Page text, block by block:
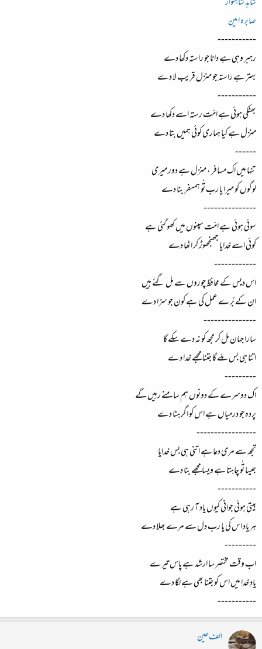
صابرہ امین
-----------
رہبر وہی ہے دانا جو راستہ دکھا دے
بہتر ہے راستہ جو منزل قریب لا دے
-----------
بھٹکی ہوئی ہے امّت رستہ اسے دکھا دے
منزل ہے کیا ہماری کوئی ہمیں بتا دے
------
تنہا میں اک مسافر ، منزل ہے دور میری
لوگوں کو میرا یا رب تُو ہمسفر بنا دے
---------------
سوئی ہوئی ہے امّت سپنوں میں کھو گئی ہے
کوئی اسے خدایا جھنجھوڑ کر اٹھا دے
------------
اس دیس کے محافظ چوروں سے مل گئے ہیں
ان کے بُرے عمل کی ہے کون جو سزا دے
---------------
سارا جہان مل کر مجھ کو نہ دے سکے گا
اتنا ہی بس ملے گا جتنا مجھے خدا دے
---------
اک دوسرے کے دونوں ہم سامنے رہیں گے
پردہ جو درمیاں ہے اس کو اگر ہٹا دے
-----------------
تجھ سے مری دعا ہے اتنی ہی بس خدایا
جیسا تُو چاہتا ہے ویسا مجھے بنا دے
-----------
بیتی ہوئی جوانی کیوں یاد آ رہی ہے
ہر یاد اس کی یا رب دل سے مرے بھلا دے
---------
اب وقت مختصر سا ارشد ہے پاس تیرے
یادِ خدا میں اس کو جتنا بھی ہے لگا دے
-----------
الف عین